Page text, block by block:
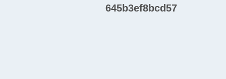
645b3ef8bcd57